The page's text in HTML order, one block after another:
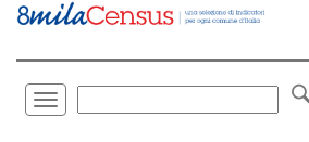
Vai
direttamente
Toggle
navigation